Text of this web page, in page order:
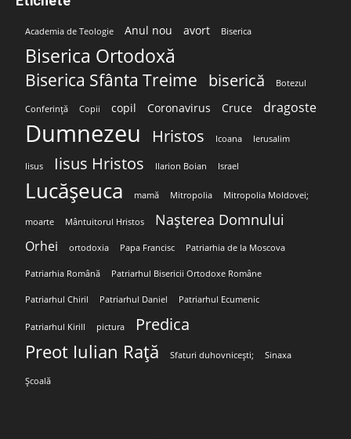
Academia de Teologie Anul nou avort Biserica
Biserica Ortodoxă
Biserica Sfânta Treime biserică Botezul
Conferință Copii copil Coronavirus Cruce dragoste
Dumnezeu Hristos Icoana Ierusalim
Iisus Iisus Hristos Ilarion Boian Israel
Lucășeuca mamă Mitropolia Mitropolia Moldovei;
moarte Mântuitorul Hristos Nașterea Domnului
Orhei ortodoxia Papa Francisc Patriarhia de la Moscova
Patriarhia Română Patriarhul Bisericii Ortodoxe Române
Patriarhul Chiril Patriarhul Daniel Patriarhul Ecumenic
Patriarhul Kirill pictura Predica
Preot Iulian Rață Sfaturi duhovnicești; Sinaxa
Școală